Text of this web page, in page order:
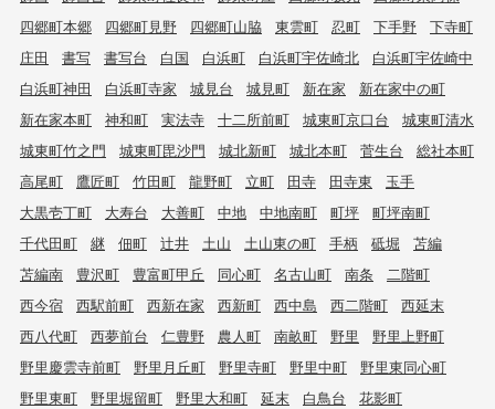
四郷町本郷
四郷町見野 四郷町山脇 東雲町 忍町 下手野
下寺町
庄田
書写 書写台 白国 白浜町 白浜町宇佐崎北
白浜町宇佐崎中
白浜町神田
白浜町寺家 城見台 城見町 新在家
新在家中の町
新在家本町
神和町 実法寺 十二所前町 城東町京口台
城東町清水
城東町竹之門
城東町毘沙門 城北新町 城北本町 菅生台
総社本町
高尾町
鷹匠町 竹田町 龍野町 立町 田寺 田寺東
玉手
大黒壱丁町
大寿台 大善町 中地 中地南町 町坪
町坪南町
千代田町
継 佃町 辻井 土山 土山東の町 手柄 砥堀
苫編
苫編南
豊沢町 豊富町甲丘 同心町 名古山町 南条
二階町
西今宿
西駅前町 西新在家 西新町 西中島 西二階町
西延末
西八代町
西夢前台 仁豊野 農人町 南畝町 野里
野里上野町
野里慶雲寺前町
野里月丘町 野里寺町 野里中町
野里東同心町
野里東町
野里堀留町 野里大和町 延末 白鳥台
花影町